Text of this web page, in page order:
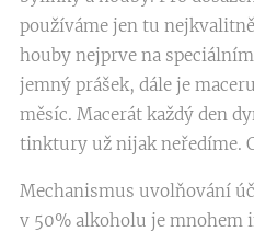
používáme jen tu
houby nejprve na
jemný prášek, dále je
měsíc. Macerát každý den
tinktury už nijak neředíme.
Mechanismus uvolňování
v 50% alkoholu je mnohem